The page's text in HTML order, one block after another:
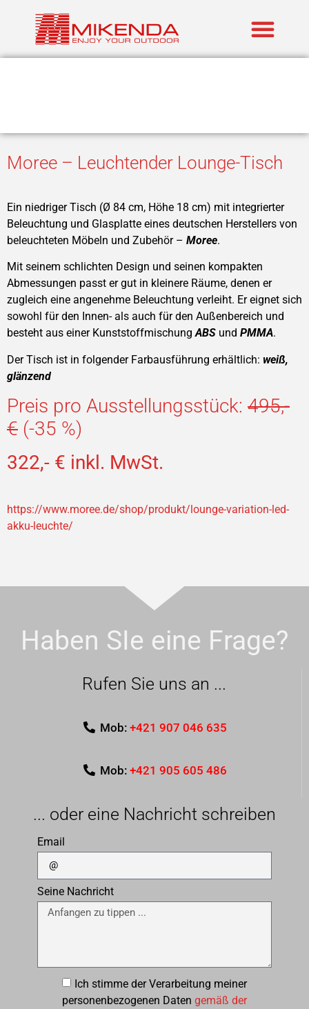
Moree – Leuchtender Lounge-Tisch
Ein niedriger Tisch (Ø 84 cm, Höhe 18 cm) mit integrierter
Beleuchtung und Glasplatte eines deutschen Herstellers von
beleuchteten Möbeln und Zubehör – Moree.
Mit seinem schlichten Design und seinen kompakten
Abmessungen passt er gut in kleinere Räume, denen er
zugleich eine angenehme Beleuchtung verleiht. Er eignet sich
sowohl für den Innen- als auch für den Außenbereich und
besteht aus einer KunststoffmischungABS und PMMA.
Der Tisch ist in folgender Farbausführung erhältlich: weiß,
glänzend
Preis pro Ausstellungsstück: 495,-
€ (-35 %)
322,- € inkl. MwSt.
https://www.moree.de/shop/produkt/lounge-variation-led-
akku-leuchte/
Haben SIe eine Frage?
Rufen Sie uns an ...
Mob: +421 907 046 635
Mob: +421 905 605 486
... oder eine Nachricht schreiben
Email
Seine Nachricht
Ich stimme der Verarbeitung meiner
personenbezogenen Daten gemäß der